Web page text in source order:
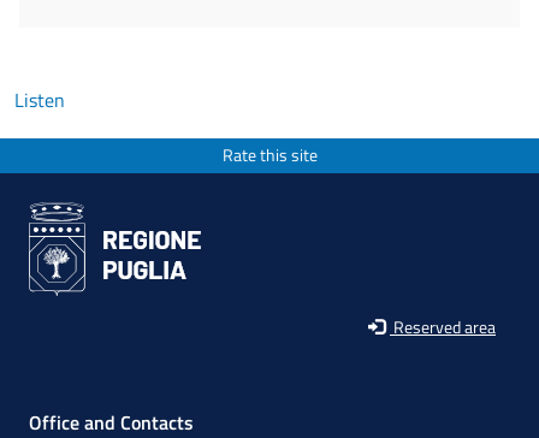
Listen
Rate this site
Reserved area
Office and Contacts